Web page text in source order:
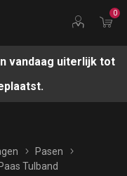
0
vandaag uiterlijk tot
Pasen
Paas Tulband